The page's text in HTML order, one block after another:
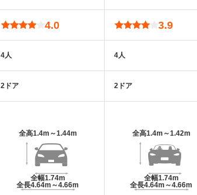
4.0
4人
2ドア
全高1.4m～1.44m
全幅1.74m
全長4.64m～4.66m
3.9
4人
2ドア
全高1.4m～1.42m
全幅1.74m
全長4.64m～4.66m